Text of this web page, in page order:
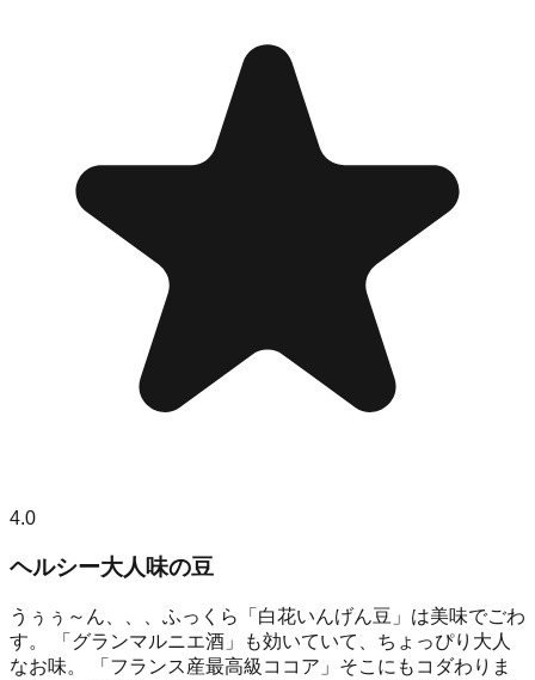
4.0
ヘルシー大人味の豆
うぅぅ～ん、、、ふっくら「白花いんげん豆」は美味でごわ
す。 「グランマルニエ酒」も効いていて、ちょっぴり大人
なお味。 「フランス産最高級ココア」そこにもコダわりま